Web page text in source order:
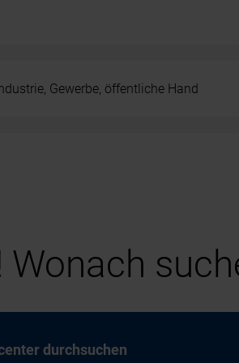
Gewerbe, öffentliche Hand
durchsuchen